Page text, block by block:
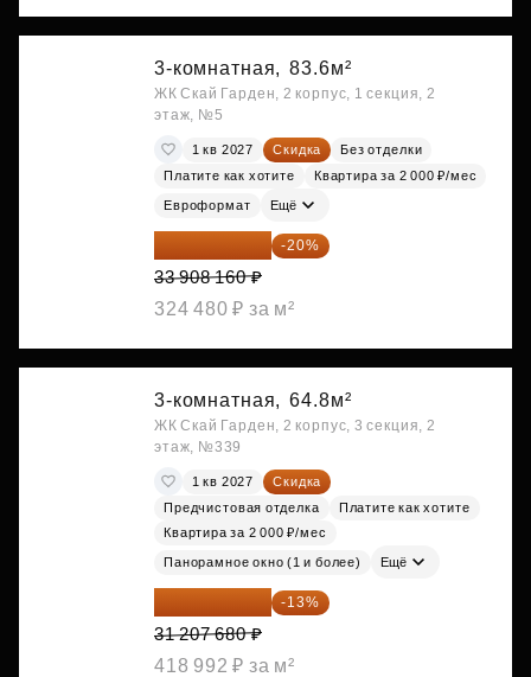
3-комнатная, 83.6м²
ЖК Скай Гарден, 2 корпус, 1 секция, 2
этаж, №5
1 кв 2027 Скидка
Без отделки
Платите как хотите
Квартира за 2 000 ₽/мес
Евроформат Ещё
27 126 528 ₽ -20%
33 908 160 ₽
324 480 ₽ за м²
3-комнатная, 64.8м²
ЖК Скай Гарден, 2 корпус, 3 секция, 2
этаж, №339
1 кв 2027
Скидка
Предчистовая отделка
Платите как хотите
Квартира за 2 000 ₽/мес
Панорамное окно (1 и более) Ещё
27 150 682 ₽ -13%
31 207 680 ₽
418 992 ₽ за м²